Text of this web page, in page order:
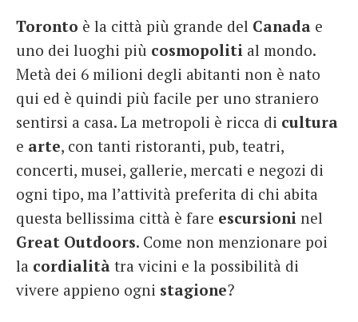
Toronto è la città più grande del Canada e
uno dei luoghi più cosmopoliti al mondo.
Metà dei 6 milioni degli abitanti non è nato
qui ed è quindi più facile per uno straniero
sentirsi a casa. La metropoli è ricca di cultura
e arte, con tanti ristoranti, pub, teatri,
concerti, musei, gallerie, mercati e negozi di
ogni tipo, ma l’attività preferita di chi abita
questa bellissima città è fare escursioni nel
Great Outdoors. Come non menzionare poi
la cordialità tra vicini e la possibilità di
vivere appieno ogni stagione?